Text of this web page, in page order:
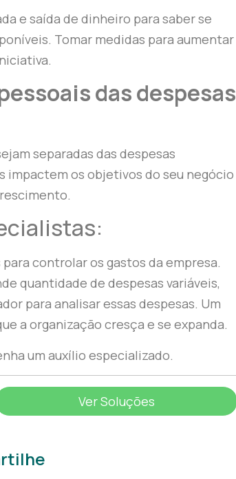
e saída de dinheiro para saber se
Tomar medidas para aumentar
das despesas
separadas das despesas
impactem os objetivos do seu negócio
controlar os gastos da empresa.
quantidade de despesas variáveis,
para analisar essas despesas. Um
a organização cresça e se expanda.
um auxílio especializado.
Ver Soluções